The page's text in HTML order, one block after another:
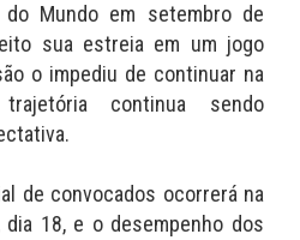
do Mundo em setembro de
sua estreia em um jogo
o impediu de continuar na
continua sendo
de convocados ocorrerá na
dia 18, e o desempenho dos